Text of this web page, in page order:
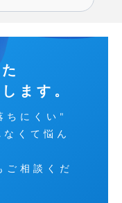
ます。
ちにくい"
くて悩ん
ご相談くだ